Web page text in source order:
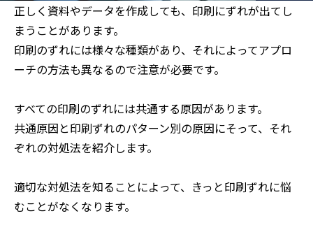
正しく資料やデータを作成しても、印刷にずれが出てし
まうことがあります。
印刷のずれには様々な種類があり、それによってアプロ
ーチの方法も異なるので注意が必要です。
すべての印刷のずれには共通する原因があります。
共通原因と印刷ずれのパターン別の原因にそって、それ
ぞれの対処法を紹介します。
適切な対処法を知ることによって、きっと印刷ずれに悩
むことがなくなります。